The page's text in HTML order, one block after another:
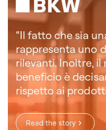
“Con DeepSign
firmati
abitanti tramite
modo, le nostre
ricevono i loro
digitale e senza